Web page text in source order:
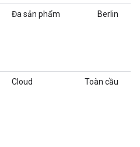
Đa sản phẩm Berlin
Cloud Toàn cầu